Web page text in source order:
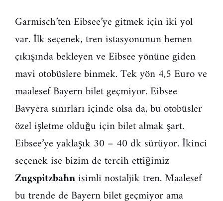
Garmisch’ten Eibsee’ye gitmek için iki yol
var. İlk seçenek, tren istasyonunun hemen
çıkışında bekleyen ve Eibsee yönüne giden
mavi otobüslere binmek. Tek yön 4,5 Euro ve
maalesef Bayern bilet geçmiyor. Eibsee
Bavyera sınırları içinde olsa da, bu otobüsler
özel işletme olduğu için bilet almak şart.
Eibsee’ye yaklaşık 30 – 40 dk sürüyor. İkinci
seçenek ise bizim de tercih ettiğimiz
Zugspitzbahnisimli nostaljik tren. Maalesef
bu trende de Bayern bilet geçmiyor ama